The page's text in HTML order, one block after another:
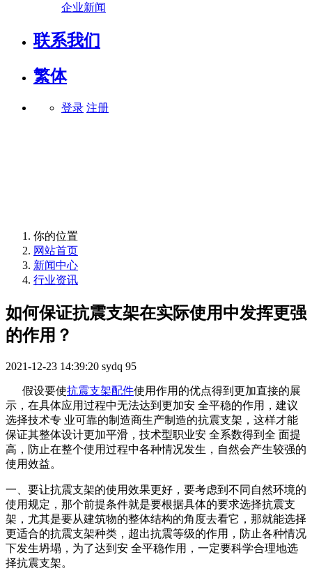
企业新闻
联系我们
繁体
登录 注册
你的位置
网站首页
新闻中心
行业资讯
如何保证抗震支架在实际使用中发挥更强
的作用？
2021-12-23 14:39:20 sydq 95
假设要使抗震支架配件使用作用的优点得到更加直接的展
示，在具体应用过程中无法达到更加安 全平稳的作用，建议
选择技术专 业可靠的制造商生产制造的抗震支架，这样才能
保证其整体设计更加平滑，技术型职业安 全系数得到全 面提
高，防止在整个使用过程中各种情况发生，自然会产生较强的
使用效益。
一、要让抗震支架的使用效果更好，要考虑到不同自然环境的
使用规定，那个前提条件就是要根据具体的要求选择抗震支
架，尤其是要从建筑物的整体结构的角度去看它，那就能选择
更适合的抗震支架种类，超出抗震等级的作用，防止各种情况
下发生坍塌，为了达到安 全平稳作用，一定要科学合理地选
择抗震支架。